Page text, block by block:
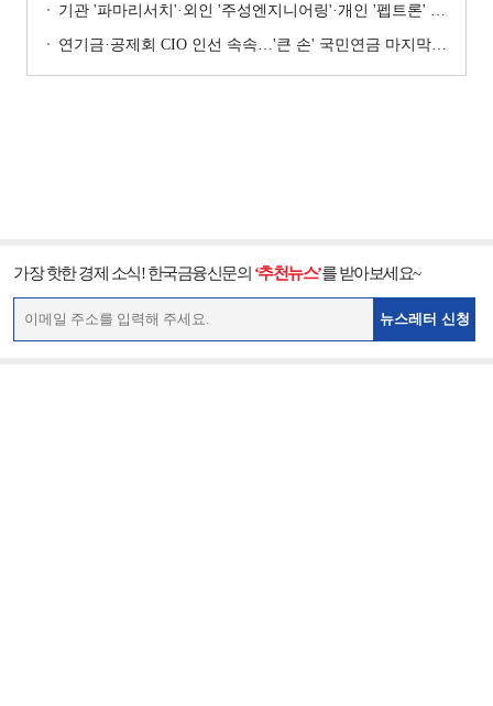
기관 '파마리서치'·외인 '주성엔지니어링'·개인 '펩트론' 1위 [주간 코스닥 순매수- 2026년 7월27일~7월31일]
연기금·공제회 CIO 인선 속속…'큰 손' 국민연금 마지막 타자
가장 핫한 경제 소식! 한국금융신문의 ‘추천뉴스’를 받아보세요~
뉴스레터 신청